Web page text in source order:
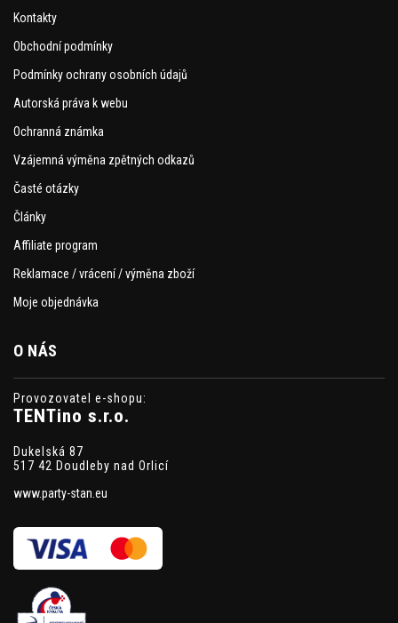
Kontakty
Obchodní podmínky
Podmínky ochrany osobních údajů
Autorská práva k webu
Ochranná známka
Vzájemná výměna zpětných odkazů
Časté otázky
Články
Affiliate program
Reklamace / vrácení / výměna zboží
Moje objednávka
O NÁS
Provozovatel e-shopu:
TENTino s.r.o.
Dukelská 87
517 42 Doudleby nad Orlicí
www.party-stan.eu